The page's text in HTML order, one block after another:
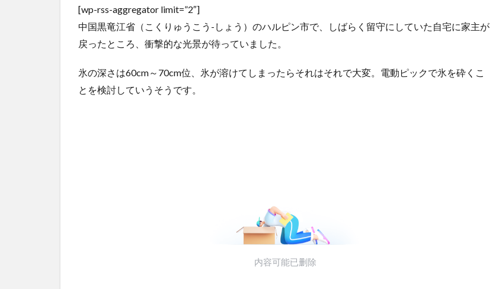
【動画】アメリカ人なら絶対目が覚める目覚まし時計がこ
ちらｗｗ... NEW! (8/6)
熊本･八代港で自衛隊の「病院船」が医療提供開始、診察と
薬剤処... NEW! (8/6)
ｗｗ
金正恩「経済制裁、正直キツいです・・・本当は核を使う
つもりな...
(5/20)
ハードオフに売っていた4万4000円のフィギュアがヤバす
険な手術...
動6選
【怒報】撮影車を叩く当て逃げ老害を追跡！警察も出動す
る騒ぎに (3/1)
【動画】ウクライナ中部でとんでもない大爆発が撮影され
[wp-rss-aggregator limit=”2″]
中国黒竜江省（こくりゅうこう-しょう）のハルピン市で、しばらく留守にしていた自宅に家主が
戻ったところ、衝撃的な光景が待っていました。
氷の深さは60cm～70cm位、氷が溶けてしまったらそれはそれで大変。電動ピックで氷を砕くこ
とを検討していうそうです。